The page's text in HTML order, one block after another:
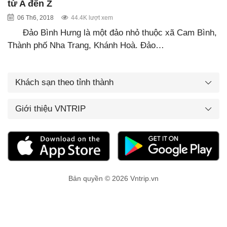
từ A đến Z
06 Th6, 2018 44.4K lượt xem
Đảo Bình Hưng là một đảo nhỏ thuộc xã Cam Bình,
Thành phố Nha Trang, Khánh Hoà. Đảo…
Khách sạn theo tỉnh thành
Giới thiệu VNTRIP
Bản quyền © 2026 Vntrip.vn